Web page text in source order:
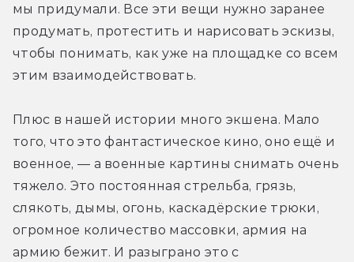
мы придумали. Все эти вещи нужно заранее
продумать, протестить и нарисовать эскизы,
чтобы понимать, как уже на площадке со всем
этим взаимодействовать.
Плюс в нашей истории много экшена. Мало
того, что это фантастическое кино, оно ещё и
военное, — а военные картины снимать очень
тяжело. Это постоянная стрельба, грязь,
слякоть, дымы, огонь, каскадёрские трюки,
огромное количество массовки, армия на
армию бежит. И разыграно это с